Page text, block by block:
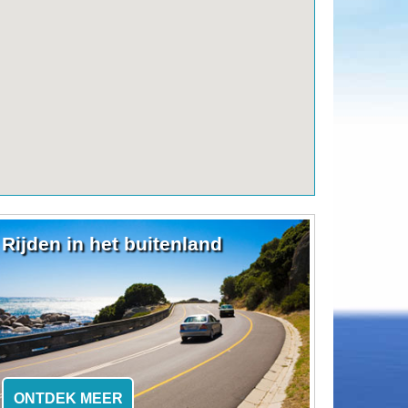
Rijden in het buitenland
ONTDEK MEER